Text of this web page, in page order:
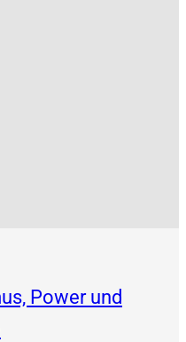
Power und